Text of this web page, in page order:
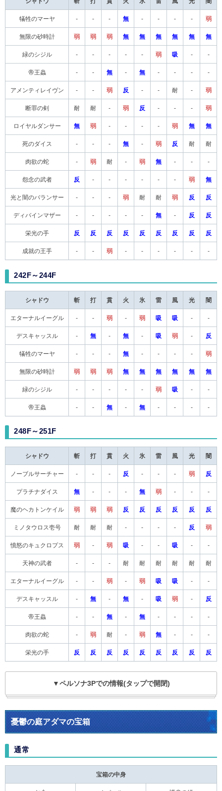
犠牲のマーヤ - - - 無 - - - - 弱
無限の砂時計 弱 弱 弱 無 無 無 無 無 無
緑のシジル - - - - - 弱 吸 - -
帝王蟲 - - 無 - 無 - - - -
アメンティレイヴン - - 弱 反 - - 耐 - 弱
断罪の剣 耐 耐 - 弱 反 - - - 弱
ロイヤルダンサー 無 弱 - - - - 弱 無 無
死のダイス - - - 無 - 弱 反 耐 耐
肉欲の蛇 - 弱 耐 - 弱 無 - - -
怨念の武者 反 - - - - - - 弱 無
光と闇のバランサー - - - 弱 耐 耐 弱 反 反
ディバインマザー - - - - - 無 - 反 反
栄光の手 反 反 反 反 反 反 反 反 反
成就の王手 - - 弱 - - - - - -
242F～244F
シャドウ 斬 打 貫 火 氷 雷 風 光 闇
エターナルイーグル - - 弱 - 弱 吸 吸 - -
デスキャッスル - 無 - 無 - 吸 弱 - 反
犠牲のマーヤ - - - 無 - - - - 弱
無限の砂時計 弱 弱 弱 無 無 無 無 無 無
緑のシジル - - - - - 弱 吸 - -
帝王蟲 - - 無 - 無 - - - -
248F～251F
シャドウ 斬 打 貫 火 氷 雷 風 光 闇
ノーブルサーチャー - - - 反 - - - 弱 反
プラチナダイス 無 - - - 無 弱 - - -
魔のヘカトンケイル 弱 弱 弱 反 反 反 反 反 反
ミノタウロス壱号 耐 耐 耐 - - - - 反 弱
憤怒のキュクロプス 弱 - 弱 吸 - - 吸 - -
天神の武者 - - - 耐 耐 耐 耐 耐 耐
エターナルイーグル - - 弱 - 弱 吸 吸 - -
デスキャッスル - 無 - 無 - 吸 弱 - 反
帝王蟲 - - 無 - 無 - - - -
肉欲の蛇 - 弱 耐 - 弱 無 - - -
栄光の手 反 反 反 反 反 反 反 反 反
▼ペルソナ3Pでの情報(タップで開閉)
憂鬱の庭アダマの宝箱
通常
宝箱の中身